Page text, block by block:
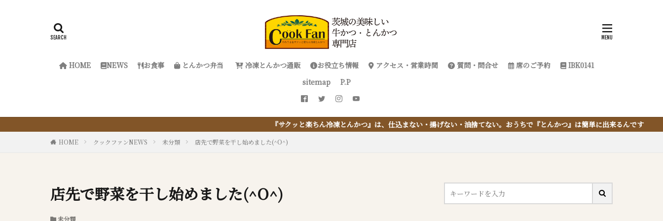
HOME NEWS お食事 とんかつ弁当 冷凍とんかつ通販 お役立ち情報 アクセス・営業時間 質問・問合せ 席のご予約
IBK0141
sitemap
P.P
『サクッと楽ちん冷凍とんかつ』は、仕込まない・揚げない・油捨てない。おうちで『とんかつ』は簡単に出来るんです
HOME クックファンNEWS 未分類 店先で野菜を干し始めました(^O^)
店先で野菜を干し始めました(^O^)
未分類